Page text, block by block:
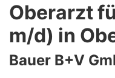
Oberarzt
m/d) in
Bauer B+V